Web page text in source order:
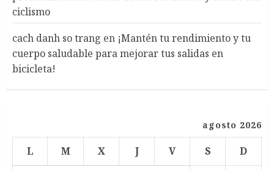
ciclismo
cach danh so trang en ¡Mantén tu rendimiento y tu
cuerpo saludable para mejorar tus salidas en
bicicleta!
agosto 2026
L M X J V S
D